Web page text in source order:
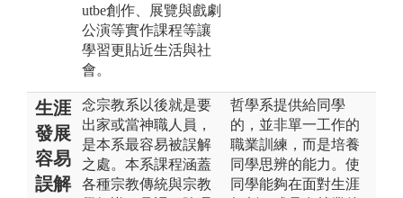
utbe創作、展覽與戲劇
公演等實作課程等讓
學習更貼近生活與社
會。
生涯
發展
容易
誤解
念宗教系以後就是要
出家或當神職人員，
是本系最容易被誤解
之處。本系課程涵蓋
各種宗教傳統與宗教
哲學系提供給同學
的，並非單一工作的
職業訓練，而是培養
同學思辨的能力。使
同學能夠在面對生涯